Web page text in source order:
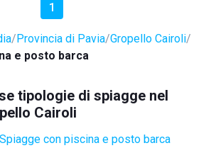
1
Provincia di Pavia Gropello Cairoli
e posto barca
tipologie di spiagge nel
Cairoli
Spiagge con piscina e posto barca